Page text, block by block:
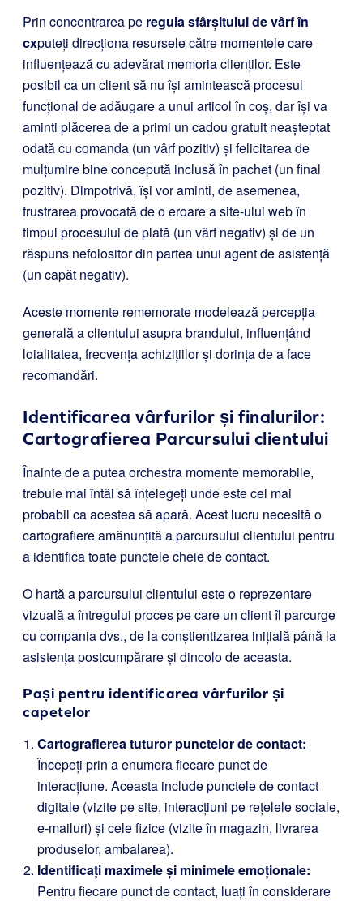
Prin concentrarea pe regula sfârșitului de vârf în
cxputeți direcționa resursele către momentele care
influențează cu adevărat memoria clienților. Este
posibil ca un client să nu își amintească procesul
funcțional de adăugare a unui articol în coș, dar își va
aminti plăcerea de a primi un cadou gratuit neașteptat
odată cu comanda (un vârf pozitiv) și felicitarea de
mulțumire bine concepută inclusă în pachet (un final
pozitiv). Dimpotrivă, își vor aminti, de asemenea,
frustrarea provocată de o eroare a site-ului web în
timpul procesului de plată (un vârf negativ) și de un
răspuns nefolositor din partea unui agent de asistență
(un capăt negativ).
Aceste momente rememorate modelează percepția
generală a clientului asupra brandului, influențând
loialitatea, frecvența achizițiilor și dorința de a face
recomandări.
Identificarea vârfurilor și finalurilor:
Cartografierea Parcursului clientului
Înainte de a putea orchestra momente memorabile,
trebuie mai întâi să înțelegeți unde este cel mai
probabil ca acestea să apară. Acest lucru necesită o
cartografiere amănunțită a parcursului clientului pentru
a identifica toate punctele cheie de contact.
O hartă a parcursului clientului este o reprezentare
vizuală a întregului proces pe care un client îl parcurge
cu compania dvs., de la conștientizarea inițială până la
asistența postcumpărare și dincolo de aceasta.
Pași pentru identificarea vârfurilor și
capetelor
Cartografierea tuturor punctelor de contact:
Începeți prin a enumera fiecare punct de
interacțiune. Aceasta include punctele de contact
digitale (vizite pe site, interacțiuni pe rețelele sociale,
e-mailuri) și cele fizice (vizite în magazin, livrarea
produselor, ambalarea).
Identificați maximele și minimele emoționale:
Pentru fiecare punct de contact, luați în considerare